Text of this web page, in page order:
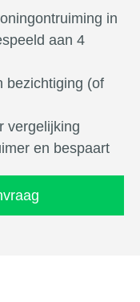
in
aan 4
bezichtiging (of
vergelijking
en bespaart